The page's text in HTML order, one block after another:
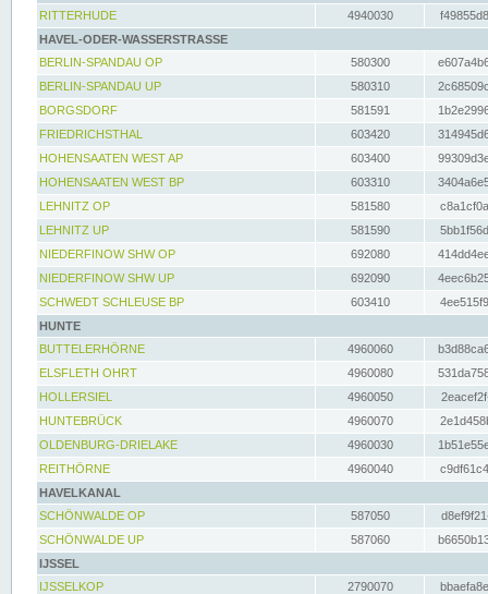
RITTERHUDE
4940030
HAVEL-ODER-WASSERSTRASSE
BERLIN-SPANDAU OP
580300
BERLIN-SPANDAU UP
580310
BORGSDORF
581591
FRIEDRICHSTHAL
603420
HOHENSAATEN WEST AP
603400
HOHENSAATEN WEST BP
603310
LEHNITZ OP
581580
LEHNITZ UP
581590
NIEDERFINOW SHW OP
692080
NIEDERFINOW SHW UP
692090
SCHWEDT SCHLEUSE BP
603410
HUNTE
BUTTELERHÖRNE
4960060
ELSFLETH OHRT
4960080
HOLLERSIEL
4960050
HUNTEBRÜCK
4960070
OLDENBURG-DRIELAKE
4960030
REITHÖRNE
4960040
HAVELKANAL
SCHÖNWALDE OP
587050
SCHÖNWALDE UP
587060
IJSSEL
IJSSELKOP
2790070